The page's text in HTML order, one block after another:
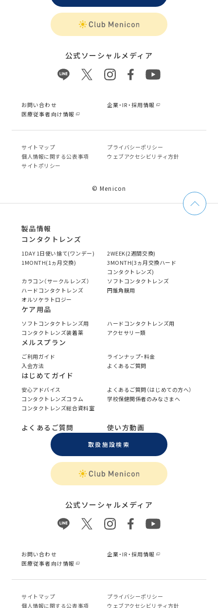
公式ソーシャルメディア
お問い合わせ
企業・IR・採用情報
医療従事者向け情報
サイトマップ
プライバシーポリシー
個⼈情報に関する公表事項
ウェブアクセシビリティ方針
サイトポリシー
© Menicon
製品情報
コンタクトレンズ
1DAY 1日使い捨て(ワンデー)
2WEEK(2週間交換)
1MONTH(1ヵ月交換)
3MONTH(3ヵ月交換ハード
コンタクトレンズ)
カラコン（サークルレンズ）
ソフトコンタクトレンズ
ハードコンタクトレンズ
円錐角膜用
オルソケラトロジー
ケア用品
ソフトコンタクトレンズ用
ハードコンタクトレンズ用
コンタクトレンズ装着薬
アクセサリー類
メルスプラン
ご利用ガイド
ラインナップ・料金
入会方法
よくあるご質問
はじめてガイド
安心アドバイス
よくあるご質問（はじめての方へ）
コンタクトレンズコラム
学校保健関係者のみなさまへ
コンタクトレンズ総合資料室
よくあるご質問 使い方動画
取扱施設検索
公式ソーシャルメディア
お問い合わせ
企業・IR・採用情報
医療従事者向け情報
サイトマップ
プライバシーポリシー
個⼈情報に関する公表事項
ウェブアクセシビリティ方針